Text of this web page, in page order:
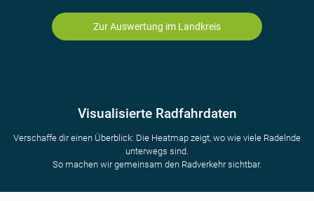
Zur Auswertung im Landkreis
Visualisierte Radfahrdaten
Verschaffe dir einen Überblick: Die Heatmap zeigt, wo wie viele Radelnde
unterwegs sind.
So machen wir gemeinsam den Radverkehr sichtbar.